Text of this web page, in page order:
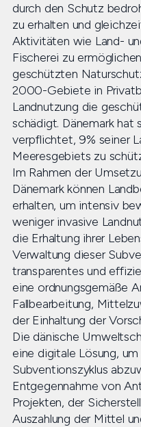
durch den Schutz
zu erhalten und
Aktivitäten wie Land-
Fischerei zu
geschützten
2000-Gebiete in
Landnutzung die
schädigt. Dänemark hat
verpflichtet, 9% seiner
Meeresgebiets zu
Im Rahmen der
Dänemark können
erhalten, um intensiv
weniger invasive
die Erhaltung ihrer
Verwaltung dieser
transparentes und
eine ordnungsgemäße
Fallbearbeitung,
der Einhaltung der
Die dänische
eine digitale Lösung,
Subventionszyklus
Entgegennahme von
Projekten, der
Auszahlung der Mittel